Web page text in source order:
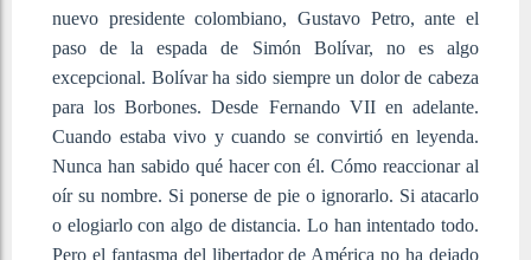
nuevo presidente colombiano, Gustavo Petro, ante el
paso de la espada de Simón Bolívar, no es algo
excepcional. Bolívar ha sido siempre un dolor de cabeza
para los Borbones. Desde Fernando VII en adelante.
Cuando estaba vivo y cuando se convirtió en leyenda.
Nunca han sabido qué hacer con él. Cómo reaccionar al
oír su nombre. Si ponerse de pie o ignorarlo. Si atacarlo
o elogiarlo con algo de distancia. Lo han intentado todo.
Pero el fantasma del libertador de América no ha dejado